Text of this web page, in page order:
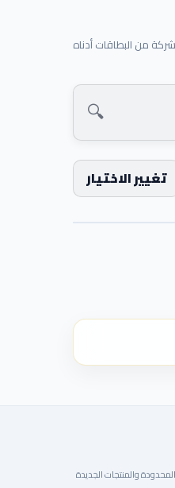
من البطاقات أدناه
🔍
تغيير الاختيار
والمنتجات الجديدة